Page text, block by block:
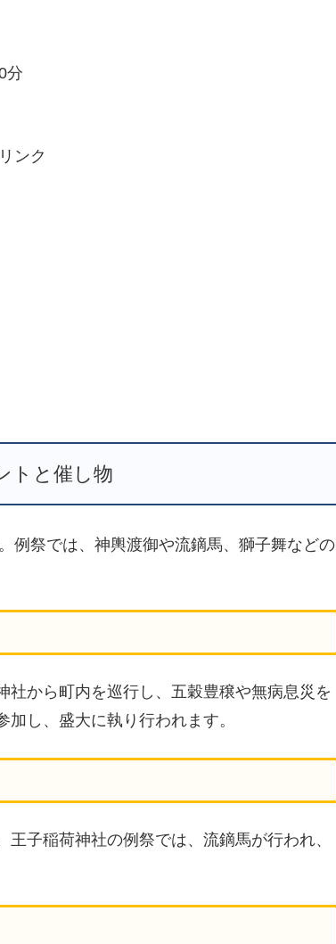
分
ンク
トと催し物
例祭では、神輿渡御や流鏑馬、獅子舞などの
から町内を巡行し、五穀豊穣や無病息災を
し、盛大に執り行われます。
子稲荷神社の例祭では、流鏑馬が行われ、